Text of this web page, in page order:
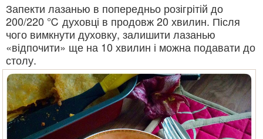
Запекти лазанью в попередньо розігрітій до
200/220 ℃ духовці в продовж 20 хвилин. Після
чого вимкнути духовку, залишити лазанью
«відпочити» ще на 10 хвилин і можна подавати до
столу.